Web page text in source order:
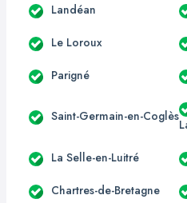
Landéan
Le Loroux
Parigné
Saint-Germain-en-Coglès
La Selle-en-Luitré
Chartres-de-Bretagne